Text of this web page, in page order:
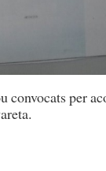
convocats per